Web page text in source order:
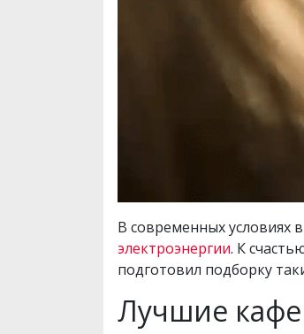
В современных условиях
электроэнергии. К
подготовил подборку
Лучшие кафе